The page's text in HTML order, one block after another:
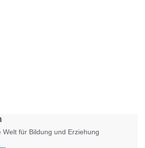
für Bildung und Erziehung